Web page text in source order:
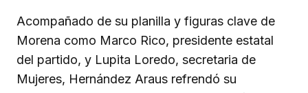
Acompañado de su planilla y figuras clave de
Morena como Marco Rico, presidente estatal
del partido, y Lupita Loredo, secretaria de
Mujeres, Hernández Araus refrendó su